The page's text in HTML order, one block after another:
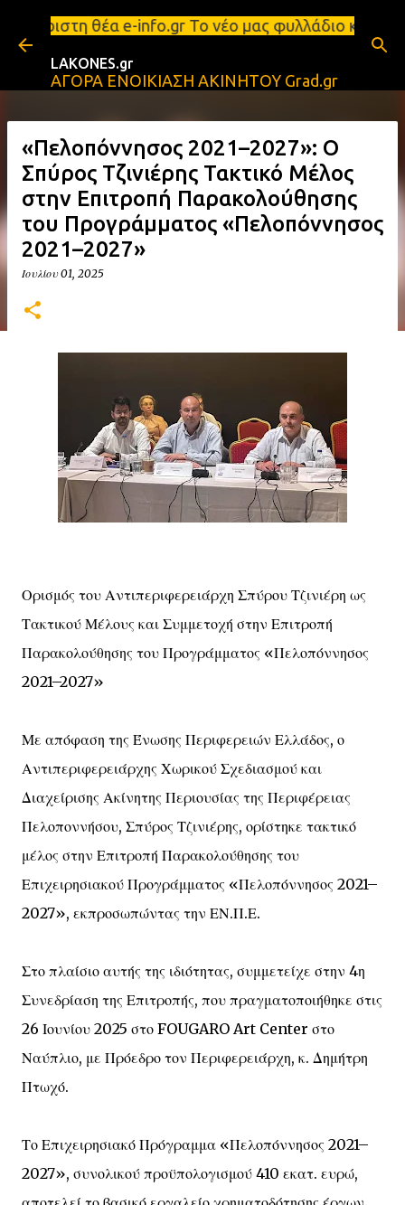
Μετάβαση στο κύριο περιεχόμενο
θέα e-info.gr Το νέο μας
LAKONES.gr
ΑΓΟΡΑ ΕΝΟΙΚΙΑΣΗ ΑΚΙΝΗΤΟΥ Grad.gr
«Πελοπόννησος 2021–2027»: Ο
Σπύρος Τζινιέρης Τακτικό Μέλος
στην Επιτροπή Παρακολούθησης
του Προγράμματος «Πελοπόννησος
2021–2027»
Ιουλίου 01, 2025
Ορισμός του Αντιπεριφερειάρχη Σπύρου Τζινιέρη ως
Τακτικού Μέλους και Συμμετοχή στην Επιτροπή
Παρακολούθησης του Προγράμματος «Πελοπόννησος
2021–2027»
Με απόφαση της Ένωσης Περιφερειών Ελλάδος, ο
Αντιπεριφερειάρχης Χωρικού Σχεδιασμού και
Διαχείρισης Ακίνητης Περιουσίας της Περιφέρειας
Πελοποννήσου, Σπύρος Τζινιέρης, ορίστηκε τακτικό
μέλος στην Επιτροπή Παρακολούθησης του
Επιχειρησιακού Προγράμματος «Πελοπόννησος 2021–
2027», εκπροσωπώντας την ΕΝ.Π.Ε.
Στο πλαίσιο αυτής της ιδιότητας, συμμετείχε στην 4η
Συνεδρίαση της Επιτροπής, που πραγματοποιήθηκε στις
26 Ιουνίου 2025 στο FOUGARO Art Center στο
Ναύπλιο, με Πρόεδρο τον Περιφερειάρχη, κ. Δημήτρη
Πτωχό.
Το Επιχειρησιακό Πρόγραμμα «Πελοπόννησος 2021–
2027», συνολικού προϋπολογισμού 410 εκατ. ευρώ,